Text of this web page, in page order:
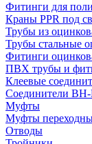
Фитинги для
Краны PPR под
Трубы из
Трубы стальные
Фитинги
ПВХ трубы и
Клеевые
Соединители
Муфты
Муфты
Отводы